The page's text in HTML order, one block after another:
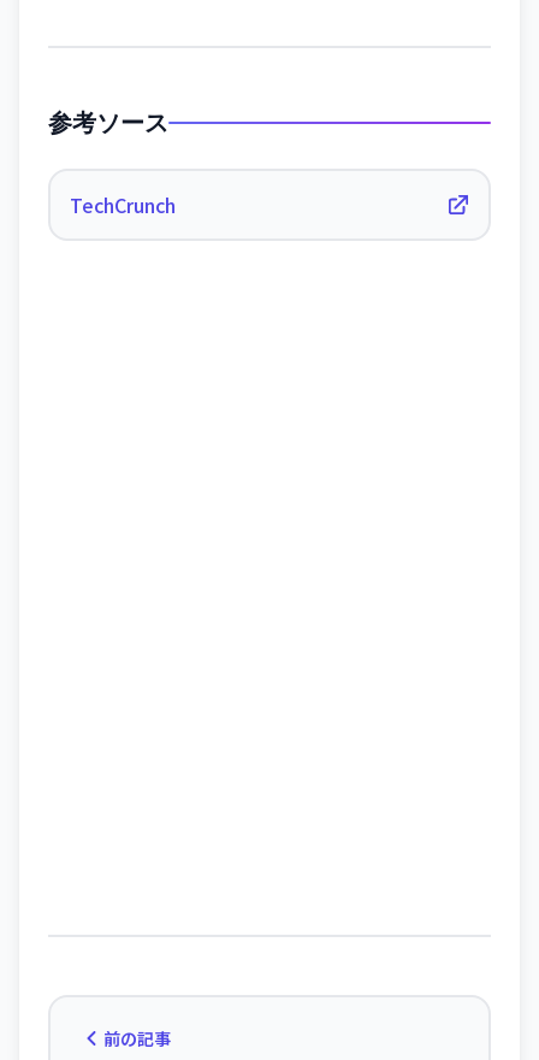
参考ソース
TechCrunch
前の記事